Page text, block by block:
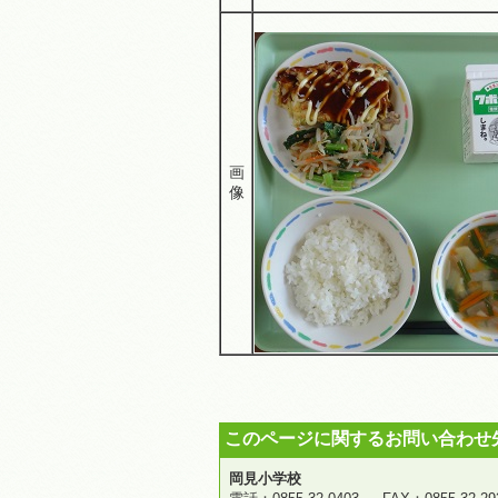
画
像
このページに関するお問い合わせ
岡見小学校